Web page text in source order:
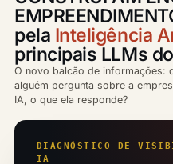
pela Inteligência
principais LLMs
O novo balcão de informações:
alguém pergunta sobre a
IA, o que ela responde?
DIAGNÓSTICO DE
IA